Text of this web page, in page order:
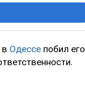
Одессе побил его